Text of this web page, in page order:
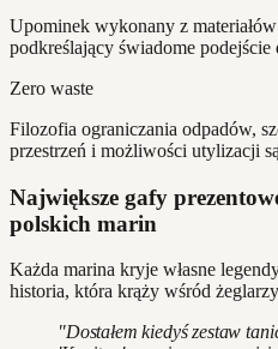
Upominek wykonany z
podkreślający świadome podejście
Zero waste
Filozofia ograniczania odpadów,
przestrzeń i możliwości utylizacji
Największe gafy
polskich marin
Każda marina kryje własne
historia, która krąży wśród
"Dostałem kiedyś zestaw